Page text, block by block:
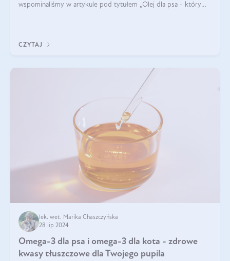
wspominaliśmy w artykule pod tytułem „Olej dla psa - który
CZYTAJ
lek. wet. Marika Chaszczyńska
28 lip 2024
Omega-3 dla psa i omega-3 dla kota - zdrowe
kwasy tłuszczowe dla Twojego pupila